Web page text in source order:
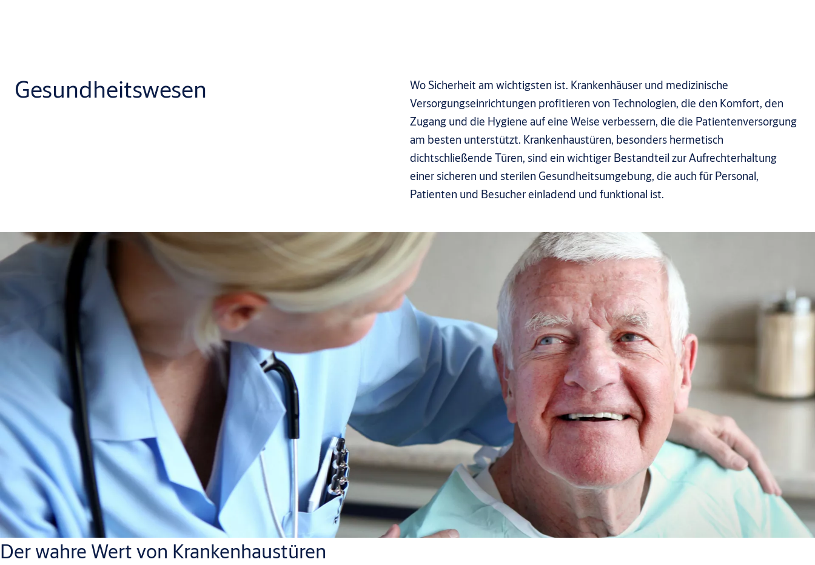
Gesundheitswesen
Wo Sicherheit am wichtigsten ist. Krankenhäuser und medizinische
Versorgungseinrichtungen profitieren von Technologien, die den Komfort, den
Zugang und die Hygiene auf eine Weise verbessern, die die Patientenversorgung
am besten unterstützt. Krankenhaustüren, besonders hermetisch
dichtschließende Türen, sind ein wichtiger Bestandteil zur Aufrechterhaltung
einer sicheren und sterilen Gesundheitsumgebung, die auch für Personal,
Patienten und Besucher einladend und funktional ist.
Der wahre Wert von Krankenhaustüren